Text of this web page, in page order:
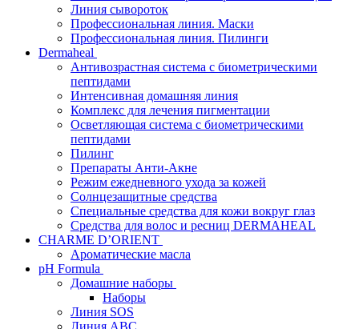
Линия сывороток
Профессиональная линия. Маски
Профессиональная линия. Пилинги
Dermaheal
Антивозрастная система с биометрическими
пептидами
Интенсивная домашняя линия
Комплекс для лечения пигментации
Осветляющая система с биометрическими
пептидами
Пилинг
Препараты Анти-Акне
Режим ежедневного ухода за кожей
Солнцезащитные средства
Специальные средства для кожи вокруг глаз
Средства для волос и ресниц DERMAHEAL
CHARME D’ORIENT
Ароматические масла
pH Formula
Домашние наборы
Наборы
Линия SOS
Линия АВС